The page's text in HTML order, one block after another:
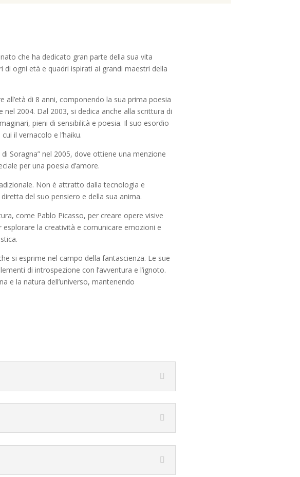
che ha dedicato gran parte della sua vita
ogni età e quadri ispirati ai grandi maestri della
all’età di 8 anni, componendo la sua prima poesia
2004. Dal 2003, si dedica anche alla scrittura di
pieni di sensibilità e poesia. Il suo esordio
il vernacolo e l’haiku.
Soragna” nel 2005, dove ottiene una menzione
per una poesia d’amore.
Non è attratto dalla tecnologia e
del suo pensiero e della sua anima.
come Pablo Picasso, per creare opere visive
la creatività e comunicare emozioni e
si esprime nel campo della fantascienza. Le sue
di introspezione con l’avventura e l’ignoto.
e la natura dell’universo, mantenendo